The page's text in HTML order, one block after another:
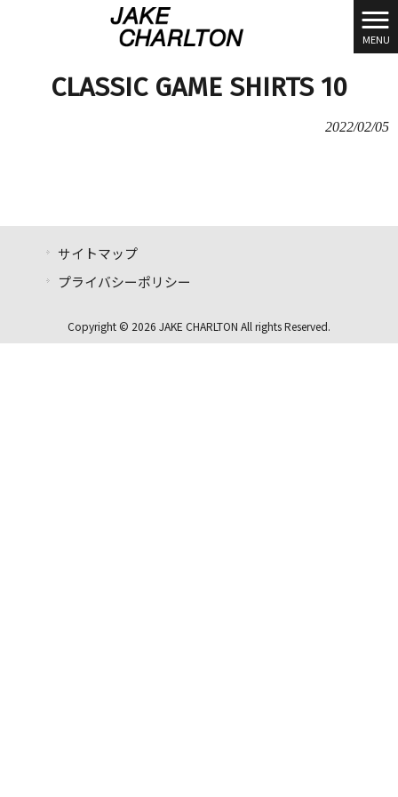
MENU
CLASSIC GAME SHIRTS 10
2022/02/05
サイトマップ
プライバシーポリシー
Copyright © 2026 JAKE CHARLTON All rights Reserved.